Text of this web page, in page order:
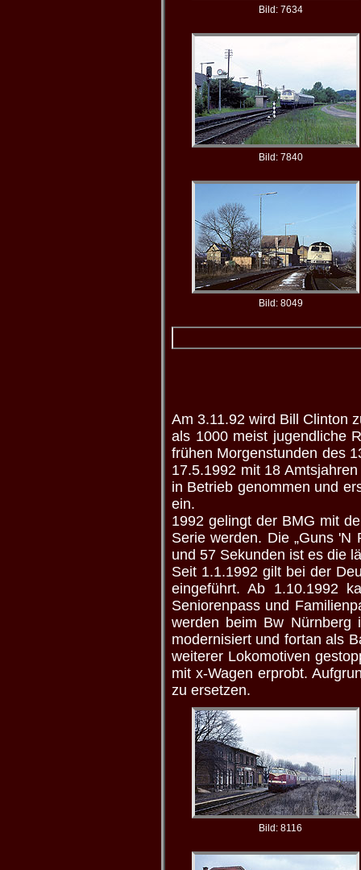
Bild: 7634
Bild: 7840
Bild: 8049
Am 3.11.92 wird Bill Clinton
als 1000 meist jugendliche
frühen Morgenstunden des
17.5.1992 mit 18
in Betrieb genommen und
ein.
1992 gelingt der BMG mit
Serie werden. Die „Guns 'N
und 57 Sekunden ist es die
Seit 1.1.1992 gilt bei der
eingeführt. Ab 1.10.1992
Seniorenpass und
werden beim Bw Nürnberg
modernisiert und fortan als
weiterer Lokomotiven
mit x-Wagen erprobt.
zu ersetzen.
Bild: 8116